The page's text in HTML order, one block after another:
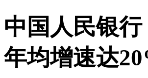
中国人民银
年均增速达